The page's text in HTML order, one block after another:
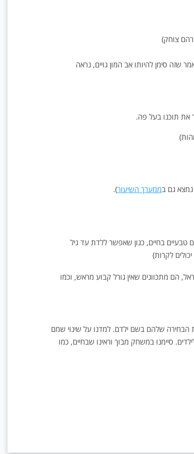
צוחק)
סימן להיותו אב המון גויים, נראה
את תוכנו בעל פה.
גם בממערך השיעור).
בחיים, כגון שאפשר ללדת עד גיל
לקרות)
הם מתכוונים שאין גורל קבוע מראש, וכמו
הבחירה שלהם בשם ילדם. למדנו על שינוי שמם
סיימנו במשחק מבוך וראינו שבחיים, כמו